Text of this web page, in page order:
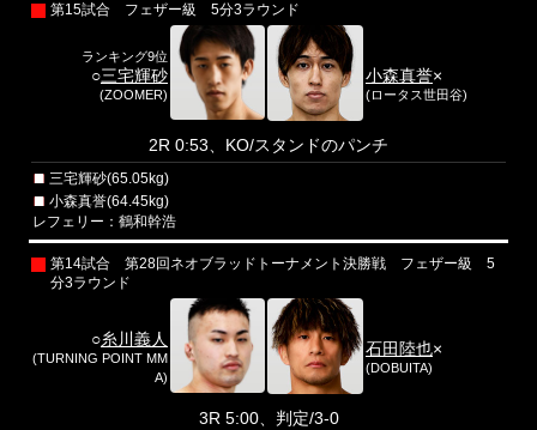
第15試合 フェザー級 5分3ラウンド
ランキング9位
○三宅輝砂
(ZOOMER)
小森真誉×
(ロータス世田谷)
2R 0:53、KO/スタンドのパンチ
三宅輝砂(65.05kg)
小森真誉(64.45kg)
レフェリー：鶴和幹浩
第14試合 第28回ネオブラッドトーナメント決勝戦 フェザー級 5
分3ラウンド
○糸川義人
(TURNING POINT MM
A)
石田陸也×
(DOBUITA)
3R 5:00、判定/3-0